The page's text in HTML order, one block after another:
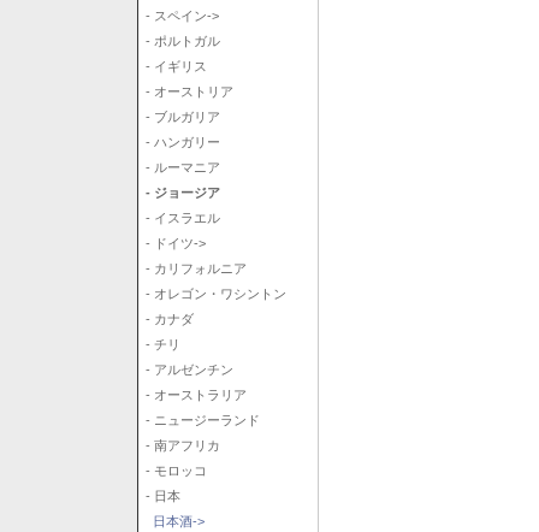
- スペイン->
- ポルトガル
- イギリス
- オーストリア
- ブルガリア
- ハンガリー
- ルーマニア
- ジョージア
- イスラエル
- ドイツ->
- カリフォルニア
- オレゴン・ワシントン
- カナダ
- チリ
- アルゼンチン
- オーストラリア
- ニュージーランド
- 南アフリカ
- モロッコ
- 日本
日本酒->